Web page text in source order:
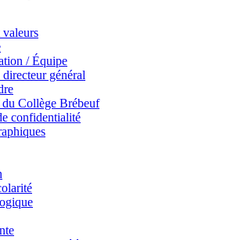
/ Équipe
général
Collège Brébeuf
confidentialité